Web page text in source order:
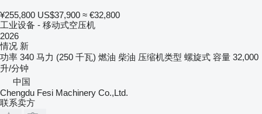
¥255,800 US$37,900 ≈ €32,800
工业设备 - 移动式空压机
2026
情况 新
功率 340 马力 (250 千瓦) 燃油 柴油 压缩机类型 螺旋式 容量 32,000
升/分钟
中国
Chengdu Fesi Machinery Co.,Ltd.
联系卖方